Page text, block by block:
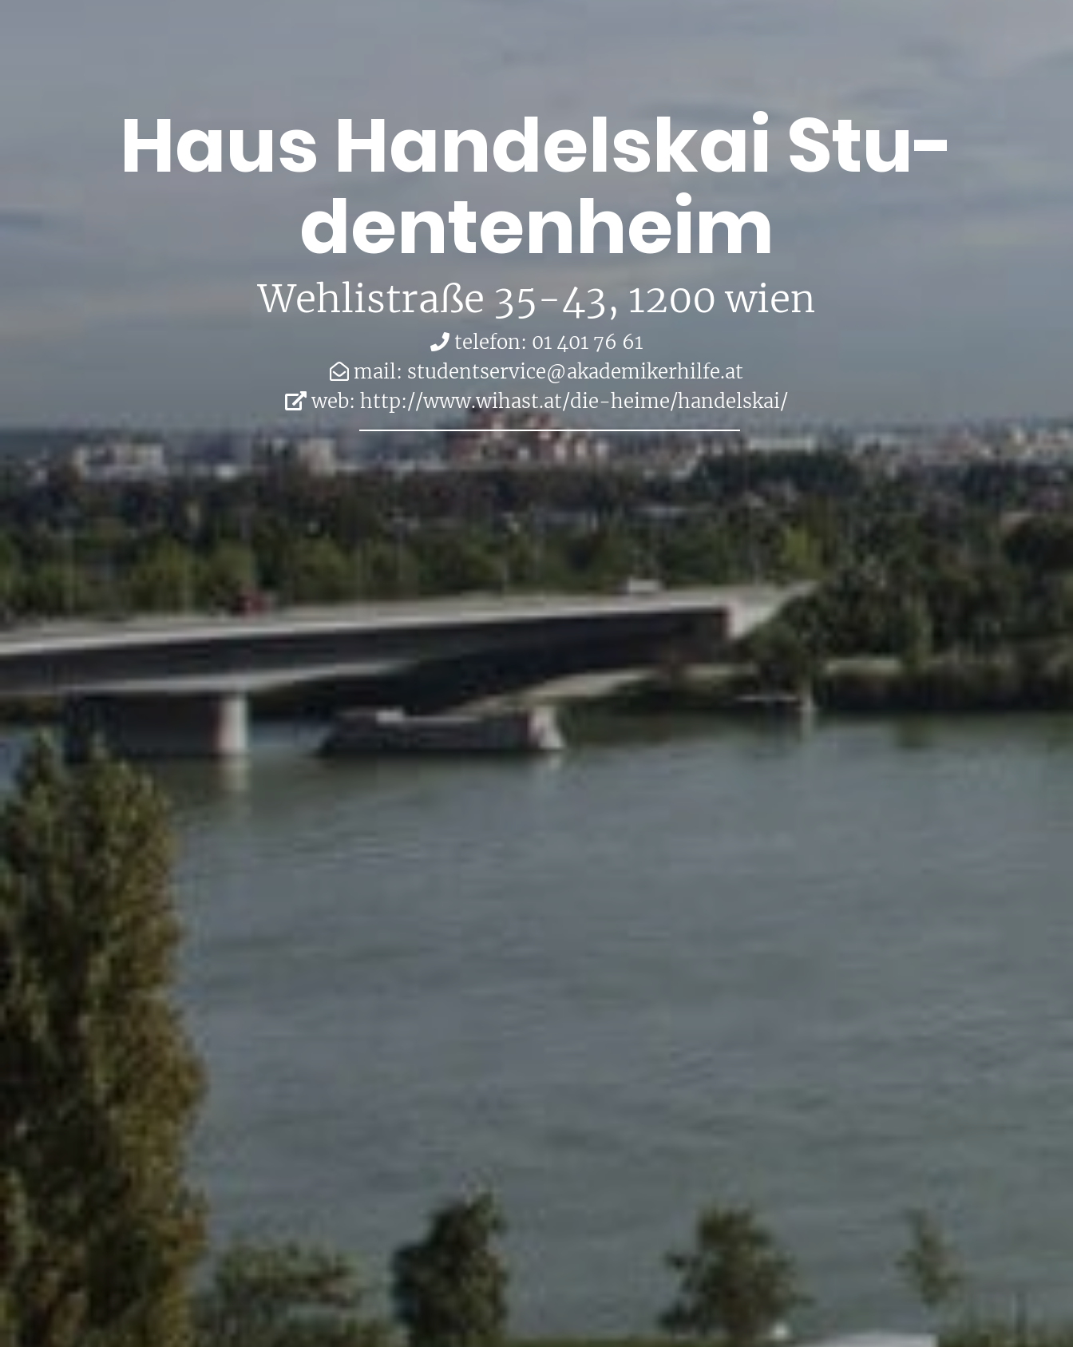
Haus Han­dels­kai Stu­
den­ten­heim
Weh­li­stra­ße 35-43, 1200 wien
te­le­fon: 01 401 76 61
mail: stu­dent­ser­vice@​aka​demi​kerh​ilfe.​at
web: http://​www.​wihast.​at/​die-​heime/​han​dels​kai/